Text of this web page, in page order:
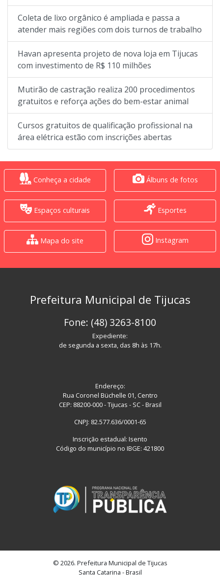
Coleta de lixo orgânico é ampliada e passa a
atender mais regiões com dois turnos de trabalho
Havan apresenta projeto de nova loja em Tijucas
com investimento de R$ 110 milhões
Mutirão de castração realiza 200 procedimentos
gratuitos e reforça ações do bem-estar animal
Cursos gratuitos de qualificação profissional na
área elétrica estão com inscrições abertas
Conheça a cidade Álbuns de fotos
Espaços culturais Esportes
Mapa do site Instagram
Prefeitura Municipal de Tijucas
Fone: (48) 3263-8100
Expediente:
de segunda a sexta, das 8h às 17h.
Endereço:
Rua Coronel Büchelle 01, Centro
CEP: 88200-000 - Tijucas - SC - Brasil
CNPJ: 82.577.636/0001-65
Inscrição estadual: Isento
Código do município no IBGE: 421800
© 2026. Prefeitura Municipal de Tijucas
Santa Catarina - Brasil